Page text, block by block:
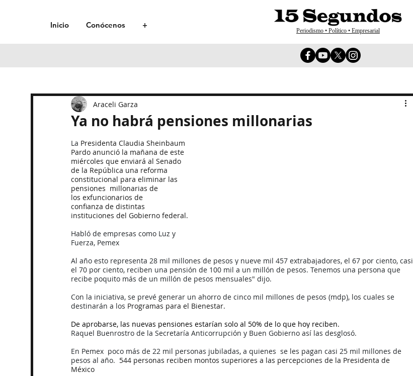
Inicio Conócenos +
Periodismo • Político • Empresarial
Ya no habrá pensiones millonarias
Araceli Garza
La Presidenta Claudia Sheinbaum
Pardo anunció la mañana de este
miércoles que enviará al Senado
de la República una reforma
constitucional para eliminar las
pensiones  millonarias de
los exfuncionarios de
confianza de distintas
instituciones del Gobierno federal.
Habló de empresas como Luz y
Fuerza, Pemex
Al año esto representa 28 mil millones de pesos y nueve mil 457 extrabajadores, el 67 por ciento, casi
el 70 por ciento, reciben una pensión de 100 mil a un millón de pesos. Tenemos una persona que
recibe poquito más de un millón de pesos mensuales" dijo.
Con la iniciativa, se prevé generar un ahorro de cinco mil millones de pesos (mdp), los cuales se
destinarán a los Programas para el Bienestar.
De aprobarse, las nuevas pensiones estarían solo al 50% de lo que hoy reciben.
Raquel Buenrostro de la Secretaría Anticorrupción y Buen Gobierno así las desglosó.
En Pemex  poco más de 22 mil personas jubiladas, a quienes  se les pagan casi 25 mil millones de
pesos al año. 544 personas reciben montos superiores a las percepciones de la Presidenta de
México